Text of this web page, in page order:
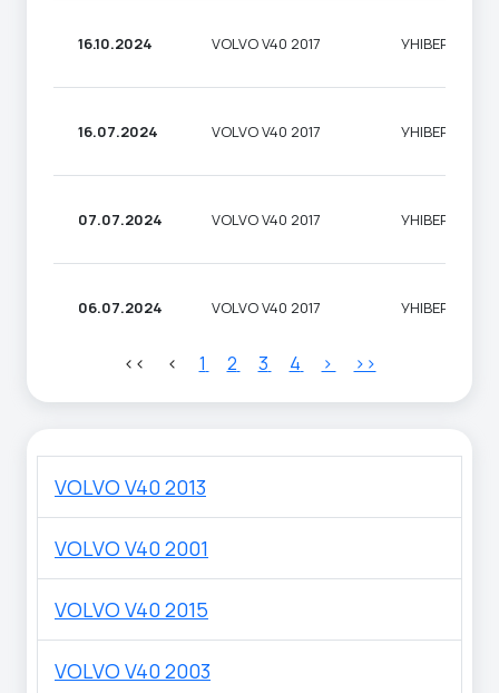
16.10.2024 VOLVO V40 2017 УНІВЕРСАЛ
16.07.2024 VOLVO V40 2017 УНІВЕРСАЛ
07.07.2024 VOLVO V40 2017 УНІВЕРСАЛ
06.07.2024 VOLVO V40 2017 УНІВЕРСАЛ
<< < 1 2 3 4 > >>
VOLVO V40 2013
VOLVO V40 2001
VOLVO V40 2015
VOLVO V40 2003